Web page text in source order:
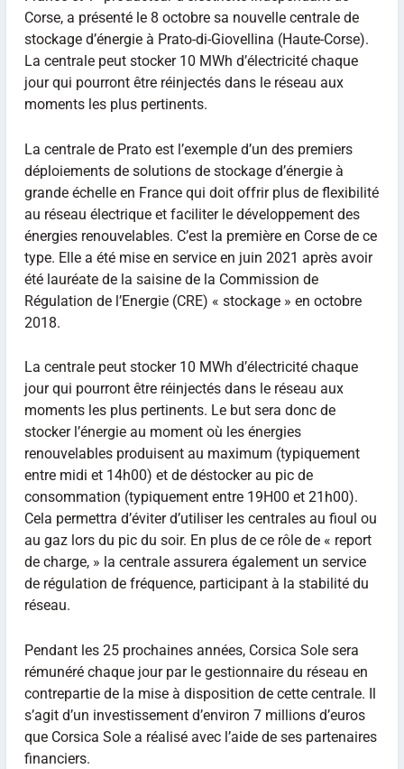
Corse, a présenté le 8 octobre sa nouvelle centrale de
stockage d’énergie à Prato-di-Giovellina (Haute-Corse).
La centrale peut stocker 10 MWh d’électricité chaque
jour qui pourront être réinjectés dans le réseau aux
moments les plus pertinents.
La centrale de Prato est l’exemple d’un des premiers
déploiements de solutions de stockage d’énergie à
grande échelle en France qui doit offrir plus de flexibilité
au réseau électrique et faciliter le développement des
énergies renouvelables. C’est la première en Corse de ce
type. Elle a été mise en service en juin 2021 après avoir
été lauréate de la saisine de la Commission de
Régulation de l’Energie (CRE) « stockage » en octobre
2018.
La centrale peut stocker 10 MWh d’électricité chaque
jour qui pourront être réinjectés dans le réseau aux
moments les plus pertinents. Le but sera donc de
stocker l’énergie au moment où les énergies
renouvelables produisent au maximum (typiquement
entre midi et 14h00) et de déstocker au pic de
consommation (typiquement entre 19H00 et 21h00).
Cela permettra d’éviter d’utiliser les centrales au fioul ou
au gaz lors du pic du soir. En plus de ce rôle de « report
de charge, » la centrale assurera également un service
de régulation de fréquence, participant à la stabilité du
réseau.
Pendant les 25 prochaines années, Corsica Sole sera
rémunéré chaque jour par le gestionnaire du réseau en
contrepartie de la mise à disposition de cette centrale. Il
s’agit d’un investissement d’environ 7 millions d’euros
que Corsica Sole a réalisé avec l’aide de ses partenaires
financiers.